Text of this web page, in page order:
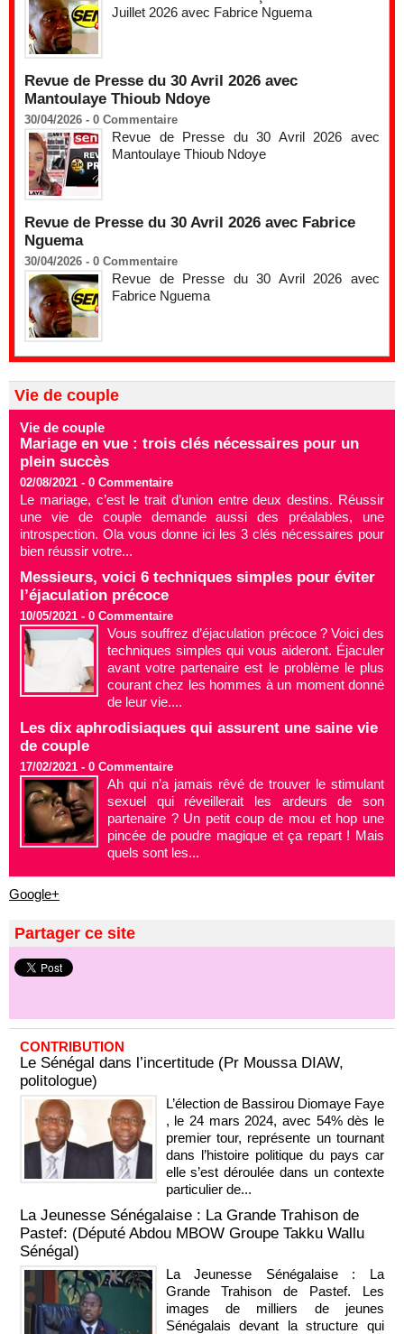
Juillet 2026 avec Fabrice Nguema
Revue de Presse du 30 Avril 2026 avec
Mantoulaye Thioub Ndoye
30/04/2026 - 0 Commentaire
Revue de Presse du 30 Avril 2026 avec
Mantoulaye Thioub Ndoye
Revue de Presse du 30 Avril 2026 avec Fabrice
Nguema
30/04/2026 - 0 Commentaire
Revue de Presse du 30 Avril 2026 avec
Fabrice Nguema
Vie de couple
Vie de couple
Mariage en vue : trois clés nécessaires pour un
plein succès
02/08/2021 - 0 Commentaire
Le mariage, c’est le trait d’union entre deux destins. Réussir
une vie de couple demande aussi des préalables, une
introspection. Ola vous donne ici les 3 clés nécessaires pour
bien réussir votre...
Messieurs, voici 6 techniques simples pour éviter
l’éjaculation précoce
10/05/2021 - 0 Commentaire
Vous souffrez d’éjaculation précoce ? Voici des
techniques simples qui vous aideront. Éjaculer
avant votre partenaire est le problème le plus
courant chez les hommes à un moment donné
de leur vie....
Les dix aphrodisiaques qui assurent une saine vie
de couple
17/02/2021 - 0 Commentaire
Ah qui n’a jamais rêvé de trouver le stimulant
sexuel qui réveillerait les ardeurs de son
partenaire ? Un petit coup de mou et hop une
pincée de poudre magique et ça repart ! Mais
quels sont les...
Google+
Partager ce site
CONTRIBUTION
Le Sénégal dans l’incertitude (Pr Moussa DIAW,
politologue)
L’élection de Bassirou Diomaye Faye
, le 24 mars 2024, avec 54% dès le
premier tour, représente un tournant
dans l’histoire politique du pays car
elle s’est déroulée dans un contexte
particulier de...
La Jeunesse Sénégalaise : La Grande Trahison de
Pastef: (Député Abdou MBOW Groupe Takku Wallu
Sénégal)
La Jeunesse Sénégalaise : La
Grande Trahison de Pastef. Les
images de milliers de jeunes
Sénégalais devant la structure qui